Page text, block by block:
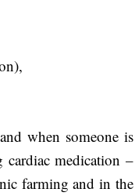
when someone is
medication –
farming and in the